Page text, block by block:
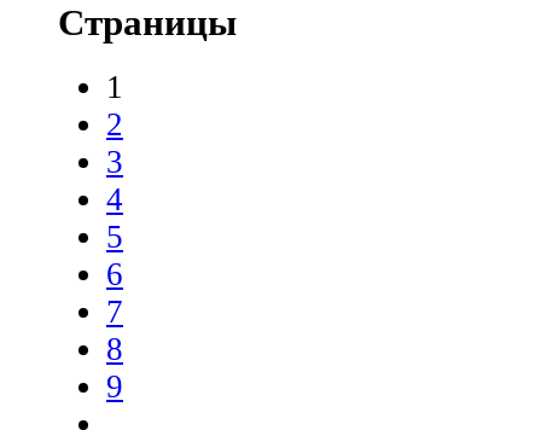
Страницы
1
2
3
4
5
6
7
8
9